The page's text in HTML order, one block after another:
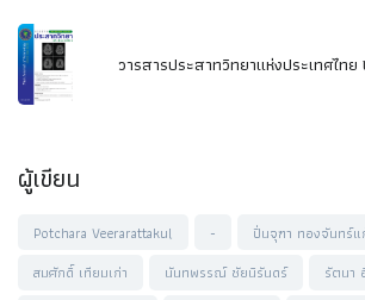
วารสารประสาทวิทยาแห่งประเทศไท
ผู้เขียน
Potchara Veerarattakul -
ปิ่นจุฑา ทองจันทร์แ
สมศักดิ์ เทียมเก่า
นันทพรรณ์ ชัยนิรันดร์
รัตนา